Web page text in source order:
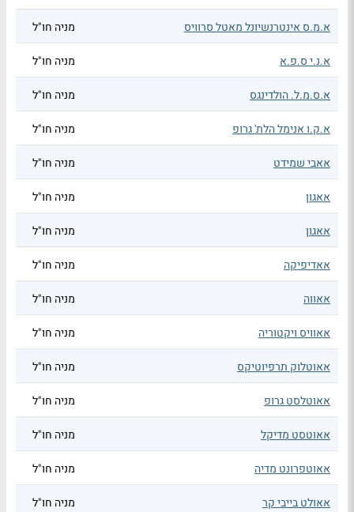
א.מ.ס אינטרנשיונל מאטל סרוויס מניה חו"ל
א.נ.י ס.פ.א מניה חו"ל
א.ס.מ.ל. הולדינגס מניה חו"ל
א.ק.ו אנימל הלת' גרופ מניה חו"ל
אאבי שמידט מניה חו"ל
אאגון מניה חו"ל
אאגון מניה חו"ל
אאדיפיקה מניה חו"ל
אאווה מניה חו"ל
אאוויס ויקטוריה מניה חו"ל
אאוטלוק תרפיוטיקס מניה חו"ל
אאוטלסט גרופ מניה חו"ל
אאוטסט מדיקל מניה חו"ל
אאוטפרונט מדיה מניה חו"ל
אאולט בייבי קר מניה חו"ל